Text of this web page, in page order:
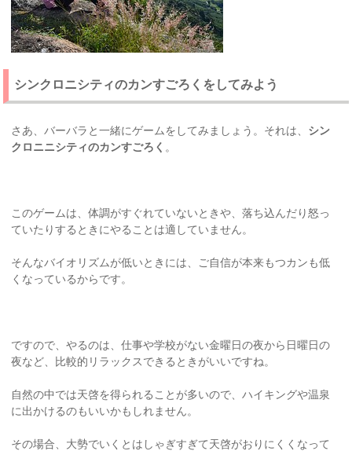
シンクロニシティのカンすごろくをしてみよう
さあ、バーバラと一緒にゲームをしてみましょう。それは、 シン
クロニニシティのカンすごろく 。
このゲームは、体調がすぐれていないときや、落ち込んだり怒っ
ていたりするときにやることは適していません。
そんなバイオリズムが低いときには、ご自信が本来もつカンも低
くなっているからです。
ですので、やるのは、仕事や学校がない金曜日の夜から日曜日の
夜など、比較的リラックスできるときがいいですね。
自然の中では天啓を得られることが多いので、ハイキングや温泉
に出かけるのもいいかもしれません。
その場合、大勢でいくとはしゃぎすぎて天啓がおりにくくなって